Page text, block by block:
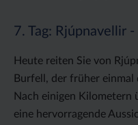
7. Tag: Rjúpnavellir
Heute reiten Sie von
Burfell, der früher einmal
Nach einigen Kilometern
eine hervorragende